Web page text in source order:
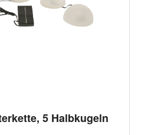
von 5 von 5 Sternen
5 Halbkugeln